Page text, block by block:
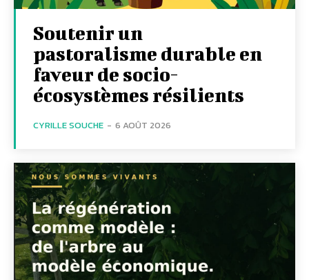
Soutenir un
pastoralisme durable en
faveur de socio-
écosystèmes résilients
CYRILLE SOUCHE - 6 AOÛT 2026